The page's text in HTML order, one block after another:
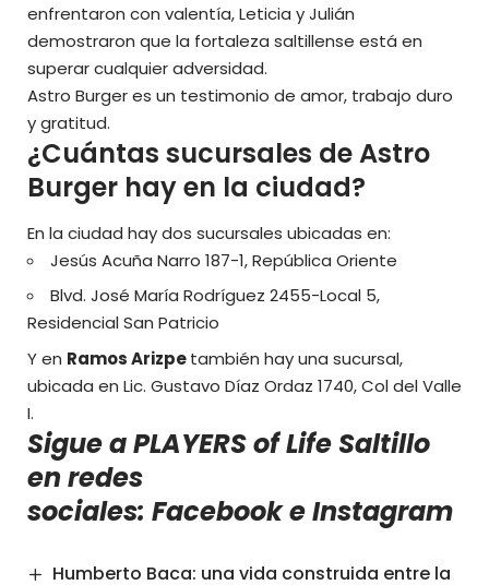
enfrentaron con valentía, Leticia y Julián
demostraron que la fortaleza saltillense está en
superar cualquier adversidad.
Astro Burger es un testimonio de amor, trabajo duro
y gratitud.
¿Cuántas sucursales de Astro
Burger hay en la ciudad?
En la ciudad hay dos sucursales ubicadas en:
Jesús Acuña Narro 187-1, República Oriente
Blvd. José María Rodríguez 2455-Local 5,
Residencial San Patricio
Y en Ramos Arizpetambién hay una sucursal,
ubicada en Lic. Gustavo Díaz Ordaz 1740, Col del Valle
I.
Sigue a PLAYERS of Life Saltillo
en redes
sociales: FacebookeInstagram
Humberto Baca: una vida construida entre la